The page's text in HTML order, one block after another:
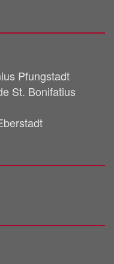
Pfungstadt
St. Bonifatius